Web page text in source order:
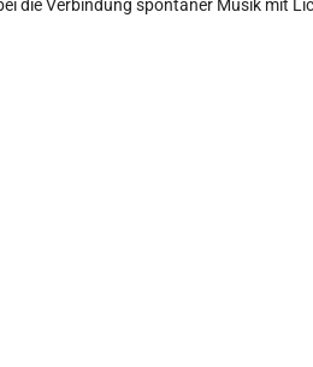
die Verbindung spontaner Musik mit